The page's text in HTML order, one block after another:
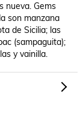
nueva. Gems
son manzana
de Sicilia; las
(sampaguita);
y vainilla.